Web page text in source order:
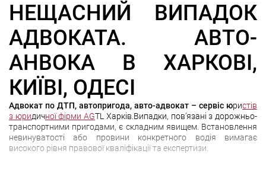
НЕЩАСНИЙ ВИПАДОК
АДВОКАТА. АВТО-
АНВОКА В ХАРКОВІ,
КИЇВІ, ОДЕСІ
Адвокат по ДТП, автопригода, авто-адвокат – сервіс юристів
з юридичної фірми AGTL Харків.Випадки, пов’язані з дорожньо-
транспортними пригодами, є складним явищем. Встановлення
невинуватості або провини конкретного водія вимагає
високого рівня правової кваліфікації та експертизи.